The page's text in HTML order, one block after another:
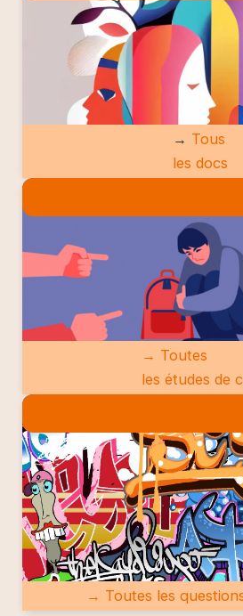
→ Tous
les docs
→ Toutes
les études de
→ Toutes les